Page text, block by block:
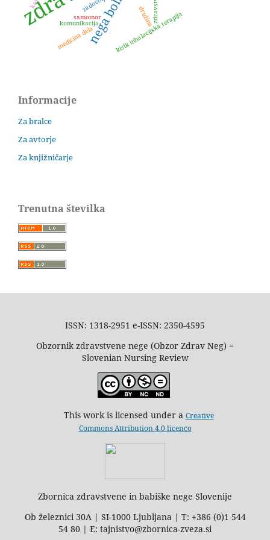
komunikacija družina
medicina dela kisik inhalacijska terapija
samomor
Informacije
Za bralce
Za avtorje
Za knjižničarje
Trenutna številka
ISSN: 1318-2951 e-ISSN: 2350-4595
Obzornik zdravstvene nege (Obzor Zdrav Neg) =
Slovenian Nursing Review
This work is licensed under a Creative
Commons Attribution 4.0 licenco
Zbornica zdravstvene in babiške nege Slovenije
Ob železnici 30A | SI-1000 Ljubljana | T: +386 (0)1 544
54 80 | E: tajnistvo@zbornica-zveza.si